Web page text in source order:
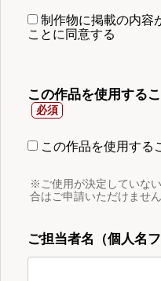
制作物に掲載の内容
ことに同意する
この作品を使用する
この作品を使用する
※ご使用が決定していな
合はご申請いただけません
ご担当者名（個人名フ